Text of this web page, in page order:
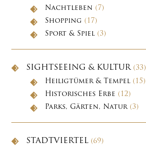
Nachtleben (7)
Shopping (17)
Sport & Spiel (3)
SIGHTSEEING & KULTUR(33)
Heiligtümer & Tempel (15)
Historisches Erbe (12)
Parks, Gärten, Natur(3)
STADTVIERTEL (69)